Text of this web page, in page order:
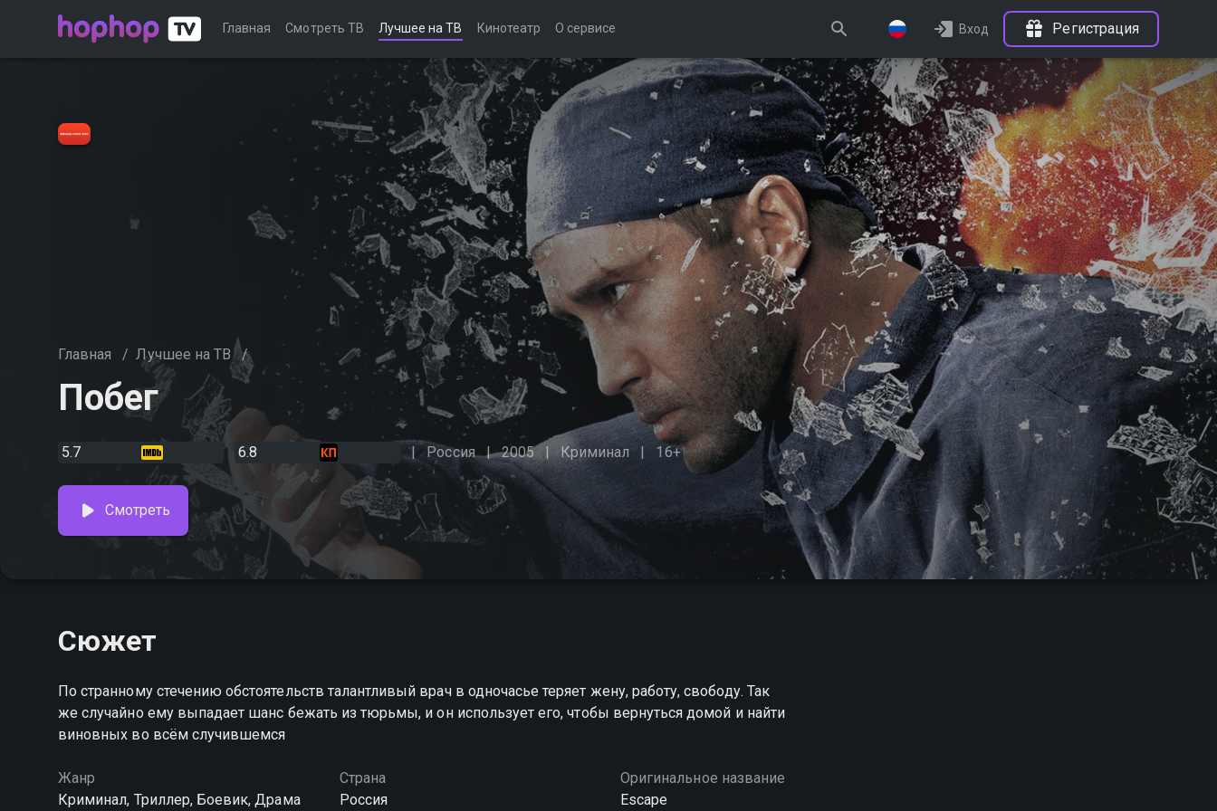
Главная Смотреть ТВ Лучшее на ТВ Кинотеатр О сервисе Вход Регистрация
Главная / Лучшее на ТВ /
Побег
5.7 6.8 Россия 2005 Криминал 16+
Смотреть
Сюжет
По странному стечению обстоятельств талантливый врач в одночасье теряет жену, работу, свободу. Так
же случайно ему выпадает шанс бежать из тюрьмы, и он использует его, чтобы вернуться домой и найти
виновных во всём случившемся
Жанр
Криминал, Триллер, Боевик, Драма
Страна
Россия
Оригинальное название
Escape